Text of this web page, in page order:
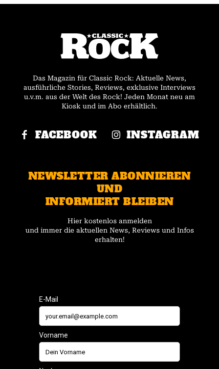
Das Magazin für Classic Rock: Aktuelle News,
ausführliche Stories, Reviews, exklusive Interviews
u.v.m. aus der Welt des Rock! Jeden Monat neu am
Kiosk und im Abo erhältlich.
FACEBOOK INSTAGRAM
NEWSLETTER ABONNIEREN
UND
INFORMIERT BLEIBEN
Hier kostenlos anmelden
und immer die aktuellen News, Reviews und Infos
erhalten!